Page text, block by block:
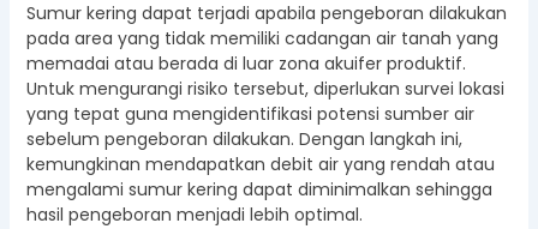
Sumur kering dapat terjadi apabila pengeboran dilakukan
pada area yang tidak memiliki cadangan air tanah yang
memadai atau berada di luar zona akuifer produktif.
Untuk mengurangi risiko tersebut, diperlukan survei lokasi
yang tepat guna mengidentifikasi potensi sumber air
sebelum pengeboran dilakukan. Dengan langkah ini,
kemungkinan mendapatkan debit air yang rendah atau
mengalami sumur kering dapat diminimalkan sehingga
hasil pengeboran menjadi lebih optimal.